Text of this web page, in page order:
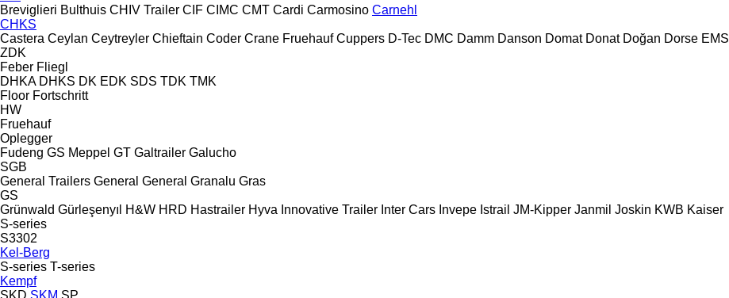
Breviglieri Bulthuis CHIV Trailer CIF CIMC CMT Cardi Carmosino Carnehl
CHKS
Castera Ceylan Ceytreyler Chieftain Coder Crane Fruehauf Cuppers D-Tec DMC Damm Danson Domat Donat Doğan Dorse EMS
ZDK
Feber Fliegl
DHKA DHKS DK EDK SDS TDK TMK
Floor Fortschritt
HW
Fruehauf
Oplegger
Fudeng GS Meppel GT Galtrailer Galucho
SGB
General Trailers General General Granalu Gras
GS
Grünwald Gürleşenyıl H&W HRD Hastrailer Hyva Innovative Trailer Inter Cars Invepe Istrail JM-Kipper Janmil Joskin KWB Kaiser
S-series
S3302
Kel-Berg
S-series T-series
Kempf
SKD SKM SP